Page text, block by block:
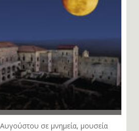
σε μνημεία, μουσεία